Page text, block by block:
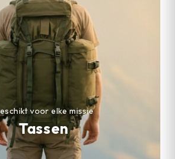
Tassen
voor elke missie